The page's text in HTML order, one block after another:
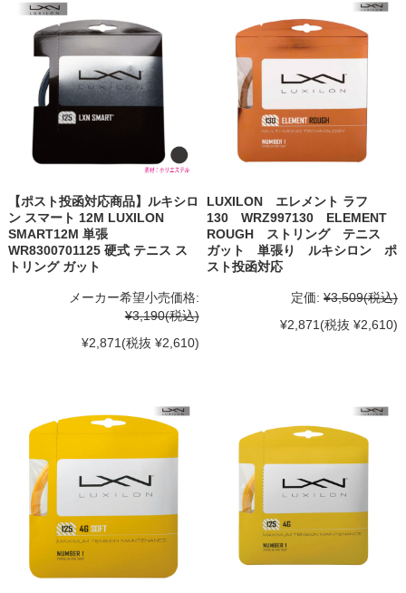
【ポスト投函対応商品】ルキシロ
ン スマート 12M LUXILON
SMART12M 単張
WR8300701125 硬式 テニス ス
トリング ガット
メーカー希望小売価格:
¥3,190(税込)
¥2,871 (税抜 ¥2,610)
LUXILON エレメント ラフ
130 WRZ997130 ELEMENT
ROUGH ストリング テニス
ガット 単張り ルキシロン ポ
スト投函対応
定価: ¥3,509(税込)
¥2,871 (税抜 ¥2,610)